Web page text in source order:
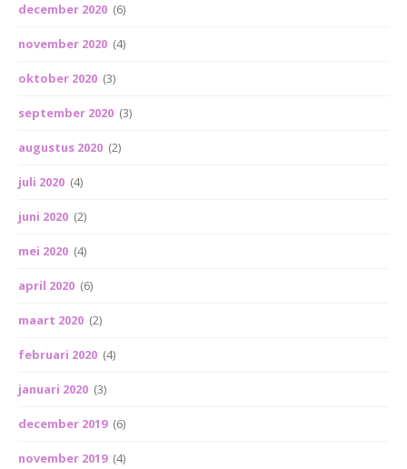
december 2020 (6)
november 2020 (4)
oktober 2020 (3)
september 2020 (3)
augustus 2020 (2)
juli 2020 (4)
juni 2020 (2)
mei 2020 (4)
april 2020 (6)
maart 2020 (2)
februari 2020 (4)
januari 2020 (3)
december 2019 (6)
november 2019 (4)